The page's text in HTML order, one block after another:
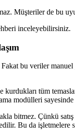
Müşteriler de bu
inceleyebilirsiniz.
Fakat bu veriler
kurdukları tüm
modülleri sayesinde
bitmez. Çünkü
Bu da işletmelere